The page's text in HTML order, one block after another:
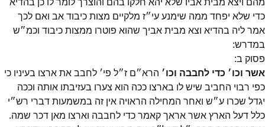
כדי שלא יפחד ממה שימנע עי״ז מלקיים מצות כיבוד אב ואם לכך
אמר ליה בהדיא וצא מבית אביך שהוא פוטרו ממצות כיבוד וכמ״ש
במדרש:
פסוק ב:
אשר וכו׳ כדי לחבבה וכו׳ הרא״ם ז״ל פי׳ לחבב את ארצו בעיניו כי
כפי רבוי החביב שיש לו בארצו ככה הוא צערו בעזיבתו אותה וככה
יגדל שכרו ע״ש ואחר המחילה הראויה אין זה במשמעות דברי רש״י
כלל דעל הארץ אשר אראך קאמר כדי לחבבה וארצו מאן דכר שמה.